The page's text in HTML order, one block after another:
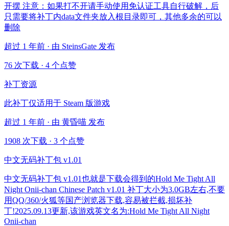
开摆 注意：如果打不开请手动使用免认证工具自行破解，后
只需要将补丁内data文件夹放入根目录即可，其他多余的可以
删除
超过 1 年前 · 由 SteinsGate 发布
76 次下载 · 4 个点赞
补丁资源
此补丁仅适用于 Steam 版游戏
超过 1 年前 · 由 黄昏喵 发布
1908 次下载 · 3 个点赞
中文无码补丁包 v1.01
中文无码补丁包 v1.01也就是下载会得到的Hold Me Tight All
Night Onii-chan Chinese Patch v1.01 补丁大小为3.0GB左右,不要
用QQ/360/火狐等国产浏览器下载,容易被拦截,损坏补
丁!2025.09.13更新,该游戏英文名为:Hold Me Tight All Night
Onii-chan